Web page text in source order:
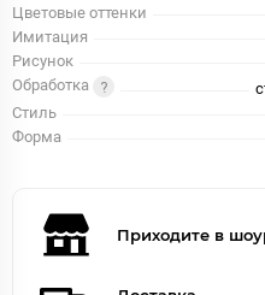
Цветовые оттенки
Имитация
Рисунок
Обработка
Стиль
Форма
Приходите в